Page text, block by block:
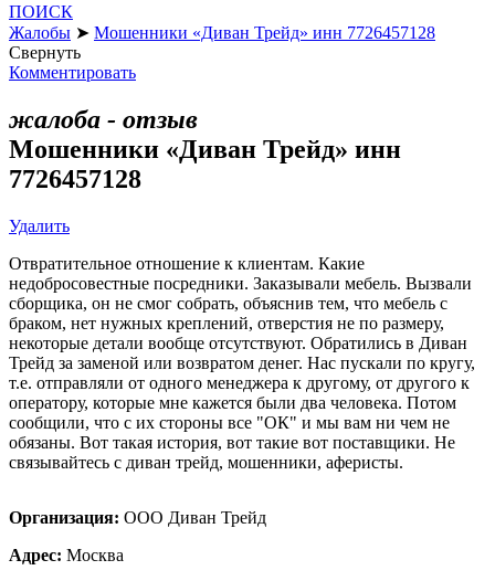
ПОИСК
Жалобы ➤ Мошенники «Диван Трейд» инн 7726457128
Свернуть
Комментировать
жалоба - отзыв
Мошенники «Диван Трейд» инн
7726457128
Удалить
Отвратительное отношение к клиентам. Какие
недобросовестные посредники. Заказывали мебель. Вызвали
сборщика, он не смог собрать, объяснив тем, что мебель с
браком, нет нужных креплений, отверстия не по размеру,
некоторые детали вообще отсутствуют. Обратились в Диван
Трейд за заменой или возвратом денег. Нас пускали по кругу,
т.е. отправляли от одного менеджера к другому, от другого к
оператору, которые мне кажется были два человека. Потом
сообщили, что с их стороны все "ОК" и мы вам ни чем не
обязаны. Вот такая история, вот такие вот поставщики. Не
связывайтесь с диван трейд, мошенники, аферисты.
Организация: ООО Диван Трейд
Адрес: Москва